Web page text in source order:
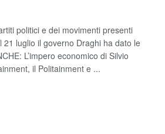
politici e dei movimenti presenti
luglio il governo Draghi ha dato le
L’impero economico di Silvio
il Politainment e ...